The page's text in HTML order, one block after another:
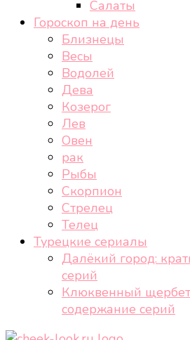
Салаты
Гороскоп на день
Близнецы
Весы
Водолей
Дева
Козерог
Лев
Овен
рак
Рыбы
Скорпион
Стрелец
Телец
Турецкие сериалы
Далёкий город:
серий
Клюквенный
содержание серий